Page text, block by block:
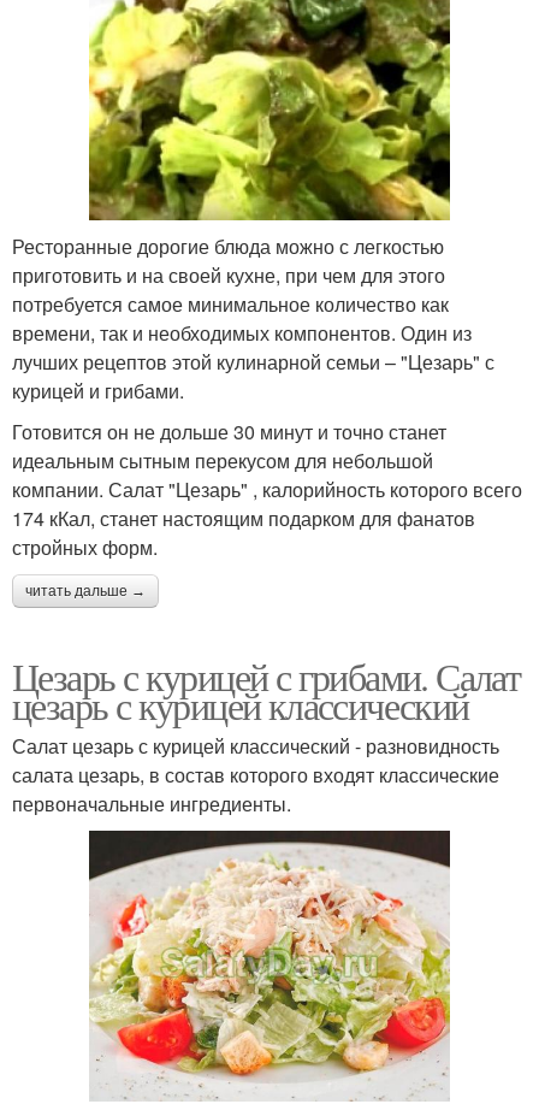
Ресторанные дорогие блюда можно с легкостью
приготовить и на своей кухне, при чем для этого
потребуется самое минимальное количество как
времени, так и необходимых компонентов. Один из
лучших рецептов этой кулинарной семьи – "Цезарь" с
курицей и грибами.
Готовится он не дольше 30 минут и точно станет
идеальным сытным перекусом для небольшой
компании. Салат "Цезарь" , калорийность которого всего
174 кКал, станет настоящим подарком для фанатов
стройных форм.
читать дальше →
Цезарь с курицей с грибами. Салат
цезарь с курицей классический
Салат цезарь с курицей классический - разновидность
салата цезарь, в состав которого входят классические
первоначальные ингредиенты.